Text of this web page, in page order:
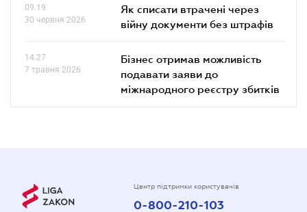
09.19
30 червня 2026
Як списати втрачені через
війну документи без штрафів
14.27
7 травня 2026
Бізнес отримав можливість
подавати заяви до
міжнародного реєстру збитків
Центр підтримки користувачів
0-800-210-103